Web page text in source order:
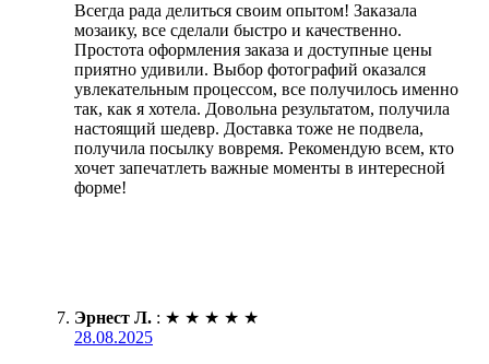
Всегда рада делиться своим опытом! Заказала
мозаику, все сделали быстро и качественно.
Простота оформления заказа и доступные цены
приятно удивили. Выбор фотографий оказался
увлекательным процессом, все получилось именно
так, как я хотела. Довольна результатом, получила
настоящий шедевр. Доставка тоже не подвела,
получила посылку вовремя. Рекомендую всем, кто
хочет запечатлеть важные моменты в интересной
форме!
Эрнест Л. : ★ ★ ★ ★ ★
28.08.2025